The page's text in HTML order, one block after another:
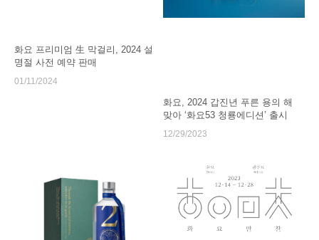
화요 프리미엄 生 막걸리, 2024 설
명절 사전 예약 판매
01/11/2024
화요, 2024 갑진년 푸른 용의 해
맞아 ‘화요53 청룡에디션’ 출시
12/29/2023